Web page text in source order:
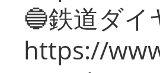
🔵鉄道ダイ
https://